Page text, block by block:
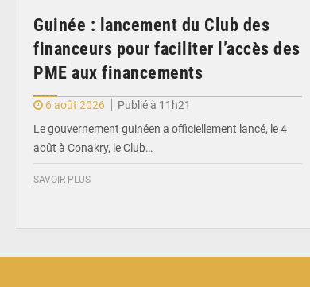
Guinée : lancement du Club des
financeurs pour faciliter l’accès des
PME aux financements
6 août 2026
Publié à 11h21
Le gouvernement guinéen a officiellement lancé, le 4
août à Conakry, le Club…
SAVOIR PLUS